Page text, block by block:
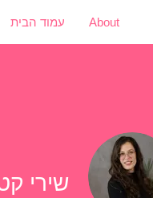
עמוד הבית About
שירי